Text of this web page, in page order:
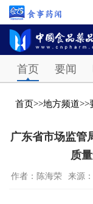
首页 要闻
首页>>地方频道>>
广东省市场监管
质
作者：陈海荣 来源